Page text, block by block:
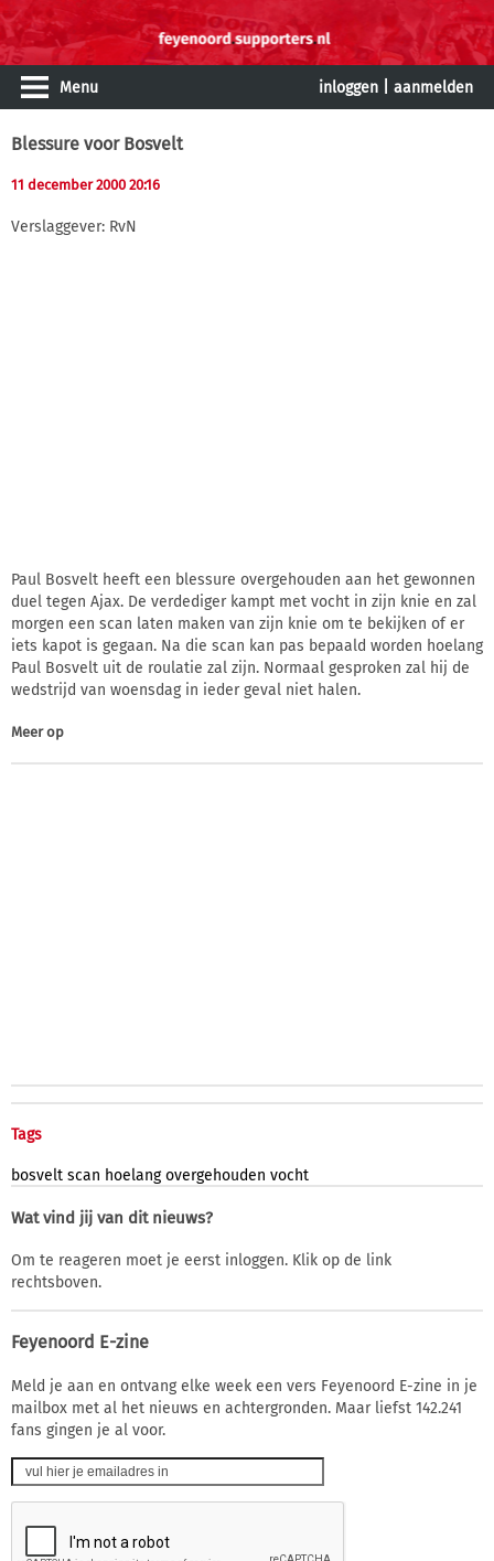
Menu inloggen aanmelden
Blessure voor Bosvelt
11 december 2000 20:16
Verslaggever: RvN
Paul Bosvelt heeft een blessure overgehouden aan het gewonnen
duel tegen Ajax. De verdediger kampt met vocht in zijn knie en zal
morgen een scan laten maken van zijn knie om te bekijken of er
iets kapot is gegaan. Na die scan kan pas bepaald worden hoelang
Paul Bosvelt uit de roulatie zal zijn. Normaal gesproken zal hij de
wedstrijd van woensdag in ieder geval niet halen.
Meer op
Tags
bosvelt scan hoelang overgehouden vocht
Wat vind jij van dit nieuws?
Om te reageren moet je eerst inloggen. Klik op de link
rechtsboven.
Feyenoord E-zine
Meld je aan en ontvang elke week een vers Feyenoord E-zine in je
mailbox met al het nieuws en achtergronden. Maar liefst 142.241
fans gingen je al voor.